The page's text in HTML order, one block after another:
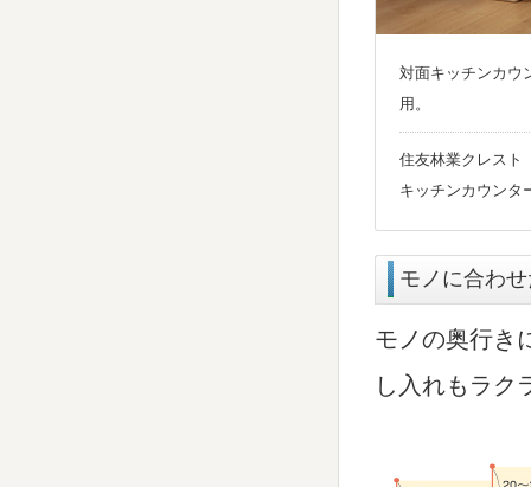
対面キッチンカウ
用。
住友林業クレスト
キッチンカウンタ
モノに合わ
モノの奥行き
し入れもラク